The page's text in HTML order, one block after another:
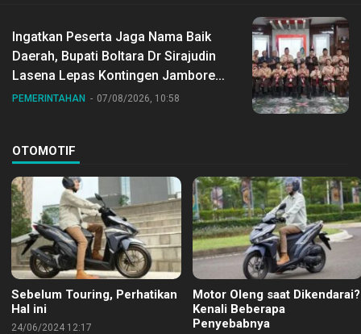
Ingatkan Peserta Jaga Nama Baik
Daerah, Bupati Boltara Dr Sirajudin
Lasena Lepas Kontingen Jambore
Nasional ke XII di Buperta Cibubur
PEMERINTAHAN 07/08/2026, 10:58
OTOMOTIF
Sebelum Touring, Perhatikan
Hal ini
24/06/2024 12:17
Motor Oleng saat Dikendarai?
Kenali Beberapa
Penyebabnya